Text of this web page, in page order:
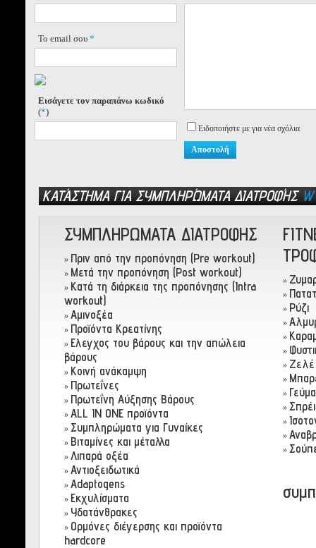
Το email σου *
Εισάγετε τον παραπάνω κωδικό
(*)
Ειδοποιήστε με για νέα σχόλια
ΚΑΤΆΣΤΗΜΑ ΓΙΑ ΣΥΜΠΛΗΡΏΜΑΤΑ ΔΙΑΤΡΟΦΉΣ
ΣΥΜΠΛΗΡΩΜΑΤΑ ΔΙΑΤΡΟΦΗΣ
» Πριν από την προπόνηση (Pre workout)
» Μετά την προπόνηση (Post workout)
» Κατά τη διάρκεια της προπόνησης (Intra
workout)
» Αμινοξέα
» Προϊόντα Κρεατίνης
» Ελεγχος του βάρους και την απώλεια
βάρους
» Kοινή ανάκαμψη
» Πρωτεΐνες
» Πρωτεΐνη Αύξησης Βάρους
» ALL IN ONE προϊόντα
» Συμπληρώματα για Γυναίκες
» Βιταμίνες και μέταλλα
» Λιπαρά οξέα
» Αντιοξειδωτικά
» Adaptogens
» Eκχυλίσματα
» Υδατάνθρακες
» Ορμόνες διέγερσης και προϊόντα
hardcore
»
»
» Ρύζι
»
»
»
» Ζελέ
»
»
»
»
»
»